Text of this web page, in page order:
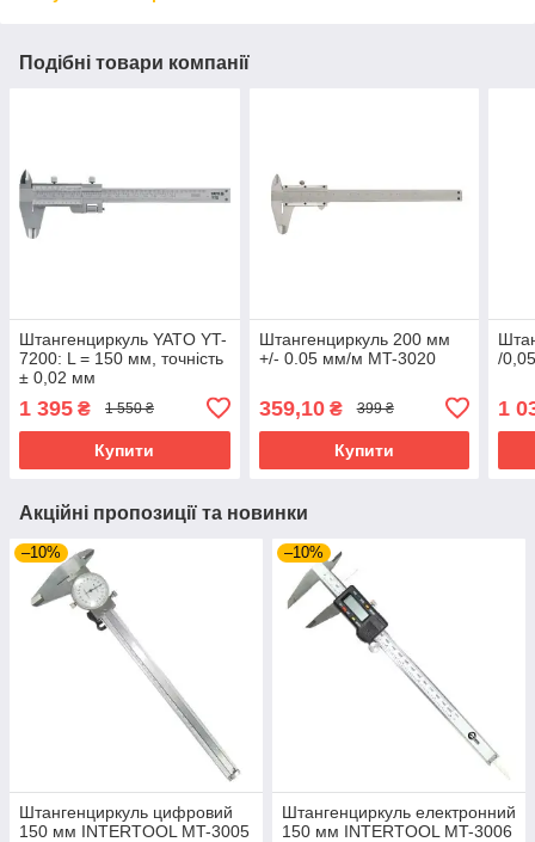
Подібні товари компанії
Штангенциркуль YATO YT-
7200: L = 150 мм, точність
± 0,02 мм
1 395 ₴ 1 550 ₴
Купити
Штангенциркуль 200 мм
+/- 0.05 мм/м MT-3020
359,10₴ 399 ₴
Купити
/
1
Акційні пропозиції та новинки
–10%
Штангенциркуль цифровий
150 мм INTERTOOL MT-3005
–10%
Штангенциркуль електронний
150 мм INTERTOOL MT-3006